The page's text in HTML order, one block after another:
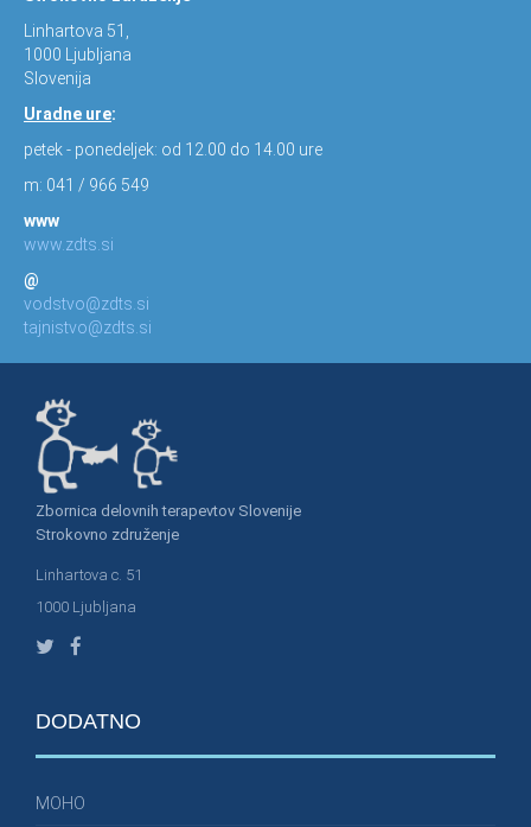
Linhartova 51,
1000 Ljubljana
Slovenija
Uradne ure:
petek - ponedeljek: od 12.00 do 14.00 ure
m: 041 / 966 549
www
www.zdts.si
@
vodstvo@zdts.si
tajnistvo@zdts.si
Zbornica delovnih terapevtov Slovenije
Strokovno združenje
Linhartova c. 51
1000 Ljubljana
DODATNO
MOHO